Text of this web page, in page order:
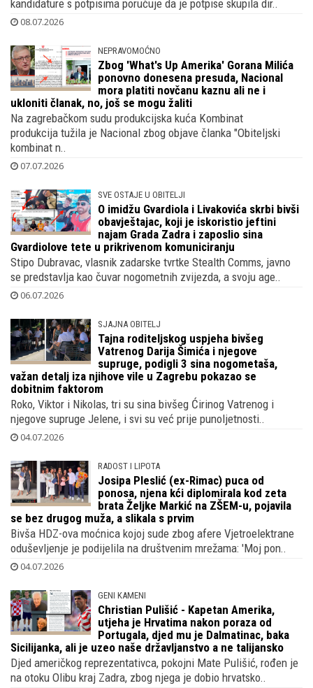
kandidature s potpisima poručuje da je potpise skupila dir..
08.07.2026
NEPRAVOMOĆNO
Zbog 'What's Up Amerika' Gorana Milića
ponovno donesena presuda, Nacional
mora platiti novčanu kaznu ali ne i
ukloniti članak, no, još se mogu žaliti
Na zagrebačkom sudu produkcijska kuća Kombinat
produkcija tužila je Nacional zbog objave članka "Obiteljski
kombinat n..
07.07.2026
SVE OSTAJE U OBITELJI
O imidžu Gvardiola i Livakovića skrbi bivši
obavještajac, koji je iskoristio jeftini
najam Grada Zadra i zaposlio sina
Gvardiolove tete u prikrivenom komuniciranju
Stipo Dubravac, vlasnik zadarske tvrtke Stealth Comms, javno
se predstavlja kao čuvar nogometnih zvijezda, a svoju age..
06.07.2026
SJAJNA OBITELJ
Tajna roditeljskog uspjeha bivšeg
Vatrenog Darija Šimića i njegove
supruge, podigli 3 sina nogometaša,
važan detalj iza njihove vile u Zagrebu pokazao se
dobitnim faktorom
Roko, Viktor i Nikolas, tri su sina bivšeg Ćirinog Vatrenog i
njegove supruge Jelene, i svi su već prije punoljetnosti..
04.07.2026
RADOST I LIPOTA
Josipa Pleslić (ex-Rimac) puca od
ponosa, njena kći diplomirala kod zeta
brata Željke Markić na ZŠEM-u, pojavila
se bez drugog muža, a slikala s prvim
Bivša HDZ-ova moćnica kojoj sude zbog afere Vjetroelektrane
oduševljenje je podijelila na društvenim mrežama: 'Moj pon..
04.07.2026
GENI KAMENI
Christian Pulišić - Kapetan Amerika,
utjeha je Hrvatima nakon poraza od
Portugala, djed mu je Dalmatinac, baka
Sicilijanka, ali je uzeo naše državljanstvo a ne talijansko
Djed američkog reprezentativca, pokojni Mate Pulišić, rođen je
na otoku Olibu kraj Zadra, zbog njega je dobio hrvatsko..